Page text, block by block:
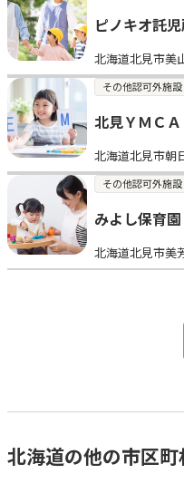
ピノキオ託
北海道北見市美
その他認可外施設
北見ＹＭＣＡ
北海道北見市朝
その他認可外施設
みよし保育園
北海道北見市美
北海道の他の市区